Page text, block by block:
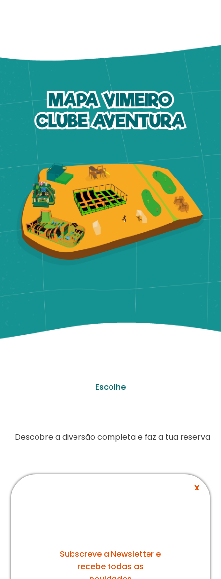
Escolhe
Descobre a diversão completa e faz a tua reserva
Idade:
Tempo:
1h00
Atividades:
10
X
Subscreve a Newsletter e
recebe todas as